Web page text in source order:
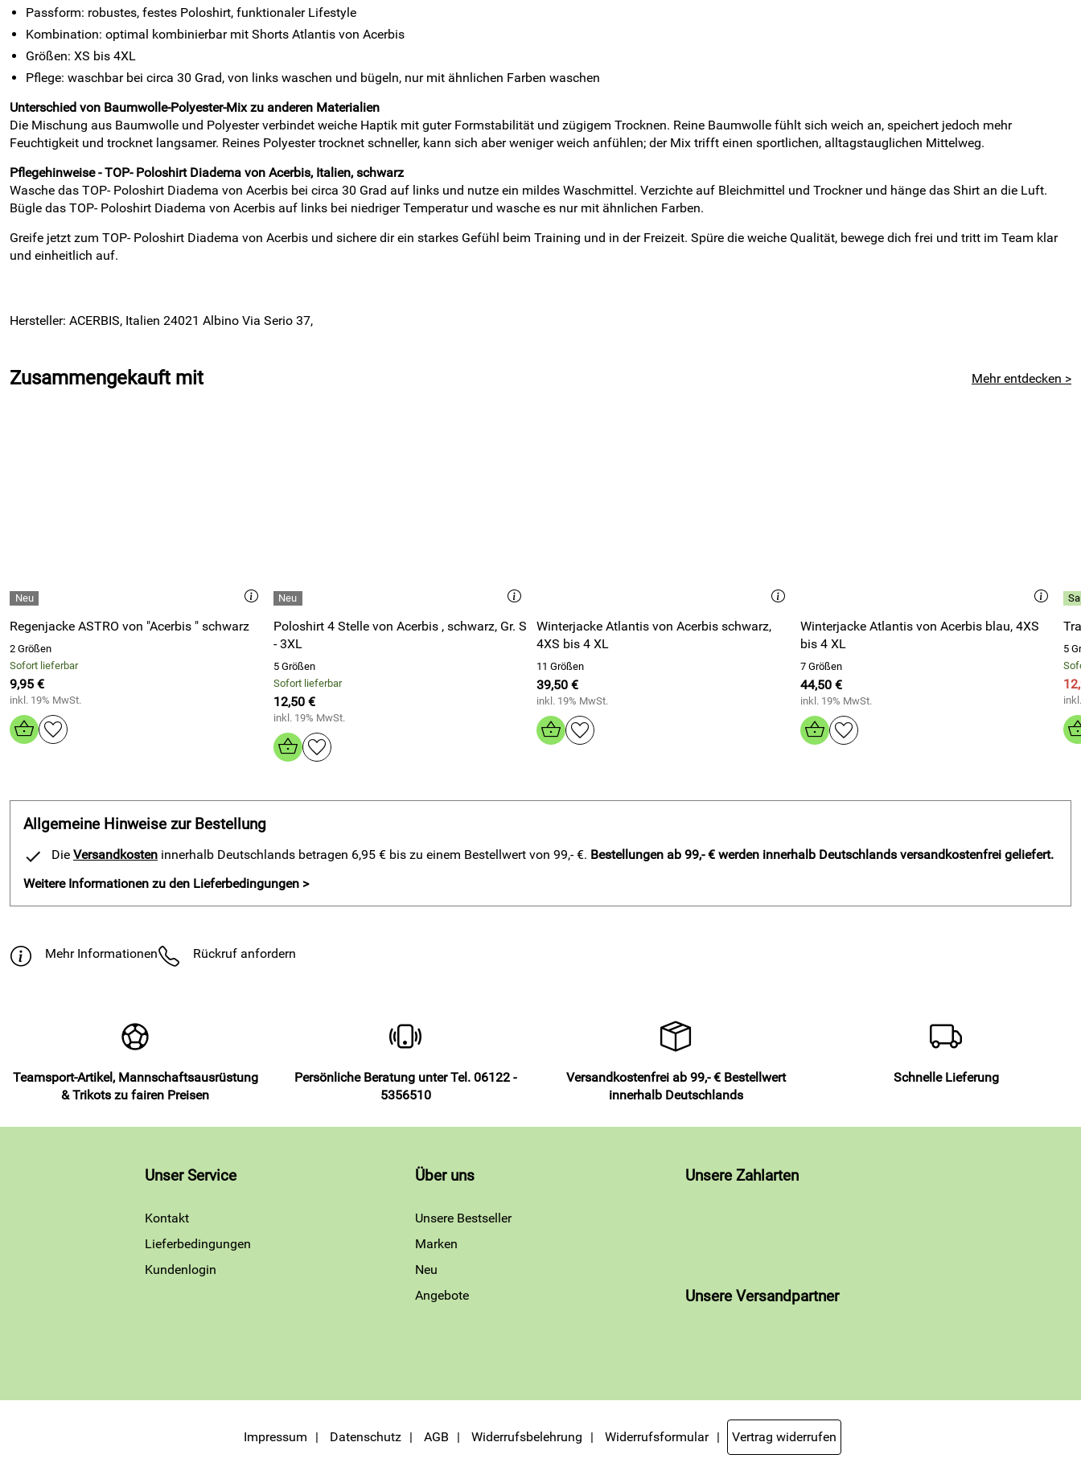
Passform: robustes, festes Poloshirt, funktionaler Lifestyle
Kombination: optimal kombinierbar mit Shorts Atlantis von Acerbis
Größen: XS bis 4XL
Pflege: waschbar bei circa 30 Grad, von links waschen und bügeln, nur mit ähnlichen Farben waschen
Unterschied von Baumwolle-Polyester-Mix zu anderen Materialien
Die Mischung aus Baumwolle und Polyester verbindet weiche Haptik mit guter Formstabilität und zügigem Trocknen. Reine Baumwolle fühlt sich weich an, speichert jedoch mehr
Feuchtigkeit und trocknet langsamer. Reines Polyester trocknet schneller, kann sich aber weniger weich anfühlen; der Mix trifft einen sportlichen, alltagstauglichen Mittelweg.
Pflegehinweise - TOP- Poloshirt Diadema von Acerbis, Italien, schwarz
Wasche das TOP- Poloshirt Diadema von Acerbis bei circa 30 Grad auf links und nutze ein mildes Waschmittel. Verzichte auf Bleichmittel und Trockner und hänge das Shirt an die Luft.
Bügle das TOP- Poloshirt Diadema von Acerbis auf links bei niedriger Temperatur und wasche es nur mit ähnlichen Farben.
Greife jetzt zum TOP- Poloshirt Diadema von Acerbis und sichere dir ein starkes Gefühl beim Training und in der Freizeit. Spüre die weiche Qualität, bewege dich frei und tritt im Team klar
und einheitlich auf.
Hersteller: ACERBIS, Italien 24021 Albino Via Serio 37,
Zusammengekauft mit Mehr entdecken >
Regenjacke ASTRO von "Acerbis " schwarz
2 Größen
Sofort lieferbar
9,95 €
inkl. 19% MwSt.
Poloshirt 4 Stelle von Acerbis , schwarz, Gr. S
- 3XL
5 Größen
Sofort lieferbar
12,50 €
inkl. 19% MwSt.
Winterjacke Atlantis von Acerbis schwarz,
4XS bis 4 XL
11 Größen
39,50 €
inkl. 19% MwSt.
Winterjacke Atlantis von Acerbis blau, 4XS
bis 4 XL
7 Größen
44,50 €
inkl. 19% MwSt.
5
Allgemeine Hinweise zur Bestellung
Die Versandkosten innerhalb Deutschlands betragen 6,95 € bis zu einem Bestellwert von 99,- €. Bestellungen ab 99,- € werden innerhalb Deutschlands versandkostenfrei geliefert.
Weitere Informationen zu den Lieferbedingungen >
Mehr Informationen Rückruf anfordern
Teamsport-Artikel, Mannschaftsausrüstung
& Trikots zu fairen Preisen
Persönliche Beratung unter Tel. 06122 -
5356510
Versandkostenfrei ab 99,- € Bestellwert
innerhalb Deutschlands
Schnelle Lieferung
Unser Service
Kontakt
Lieferbedingungen
Kundenlogin
Über uns
Unsere Bestseller
Marken
Neu
Angebote
Unsere Zahlarten
Unsere Versandpartner
Impressum Datenschutz AGB Widerrufsbelehrung Widerrufsformular Vertrag widerrufen